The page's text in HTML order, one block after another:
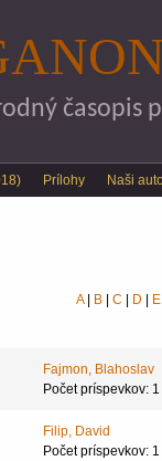
časopis
Prílohy Naši
A B C D E
Fajmon, Blahoslav
Počet príspevkov: 1
Filip, David
Počet príspevkov: 1